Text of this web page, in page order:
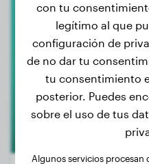
Bichón
con tu
legítimo al que
configuración de
de no dar tu
tu consentimiento
posterior. Puedes
sobre el uso de tus
Algunos servicios procesan